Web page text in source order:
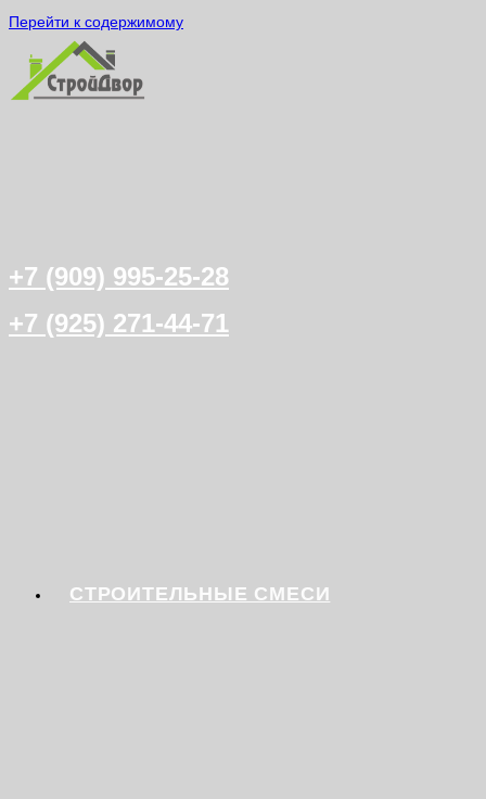
Перейти к содержимому
+7 (909) 995-25-28
+7 (925) 271-44-71
СТРОИТЕЛЬНЫЕ СМЕСИ